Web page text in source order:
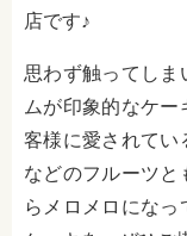
店です♪
思わず触ってしま
ムが印象的なケ
客様に愛されて
などのフルーツと
らメロメロにな